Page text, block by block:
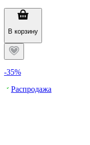
В корзину
-35%
Распродажа